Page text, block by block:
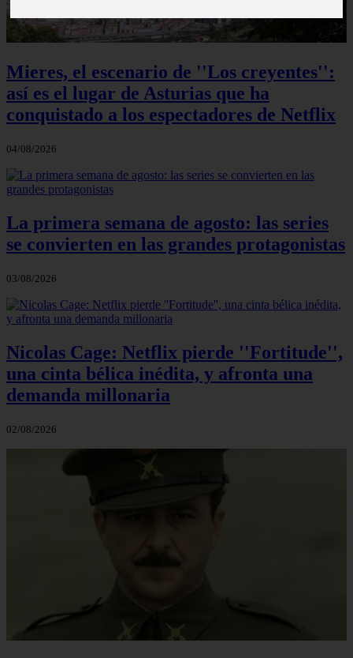
Mieres, el escenario de ''Los creyentes'':
así es el lugar de Asturias que ha
conquistado a los espectadores de Netflix
04/08/2026
La primera semana de agosto: las series
se convierten en las grandes protagonistas
03/08/2026
Nicolas Cage: Netflix pierde ''Fortitude'',
una cinta bélica inédita, y afronta una
demanda millonaria
02/08/2026